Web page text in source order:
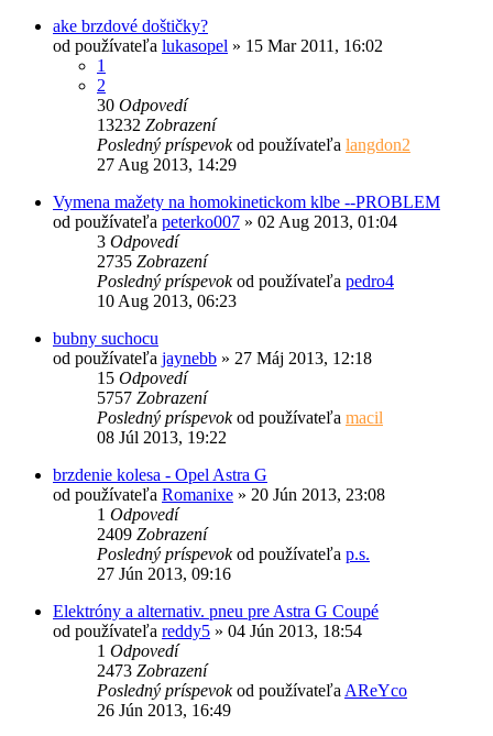
ake brzdové doštičky?
od používateľa lukasopel » 15 Mar 2011, 16:02
1
2
30 Odpovedí
13232 Zobrazení
Posledný príspevokod používateľa langdon2
27 Aug 2013, 14:29
Vymena mažety na homokinetickom klbe --PROBLEM
od používateľa peterko007 » 02 Aug 2013, 01:04
3 Odpovedí
2735 Zobrazení
Posledný príspevokod používateľa pedro4
10 Aug 2013, 06:23
bubny suchocu
od používateľa jaynebb » 27 Máj 2013, 12:18
15 Odpovedí
5757 Zobrazení
Posledný príspevokod používateľa macil
08 Júl 2013, 19:22
brzdenie kolesa - Opel Astra G
od používateľa Romanixe » 20 Jún 2013, 23:08
1 Odpovedí
2409 Zobrazení
Posledný príspevokod používateľa p.s.
27 Jún 2013, 09:16
Elektróny a alternativ. pneu pre Astra G Coupé
od používateľa reddy5 » 04 Jún 2013, 18:54
1 Odpovedí
2473 Zobrazení
Posledný príspevokod používateľa AReYco
26 Jún 2013, 16:49